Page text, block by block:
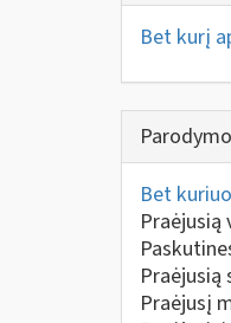
Bet kurį
Bet
Praėjusią
Praėjusią
Praėjusį